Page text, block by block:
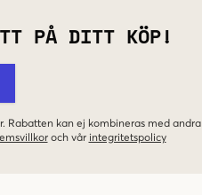
PÅ DITT KÖP!
Rabatten kan ej kombineras med andra
och vår integritetspolicy